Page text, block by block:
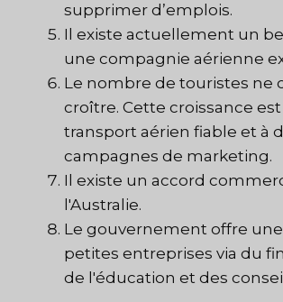
supprimer d’emplois.
Il existe actuellement un
une compagnie aérienne
Le nombre de touristes ne
croître. Cette croissance
transport aérien fiable et à
campagnes de marketing.
Il existe un accord
l'Australie.
Le gouvernement offre
petites entreprises via du
de l'éducation et des